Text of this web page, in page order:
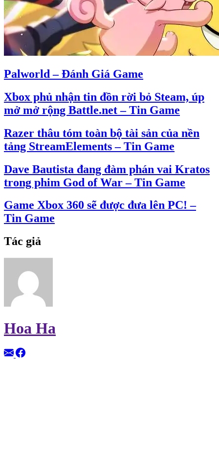
Palworld – Đánh Giá Game
Xbox phủ nhận tin đồn rời bỏ Steam, úp
mở mở rộng Battle.net – Tin Game
Razer thâu tóm toàn bộ tài sản của nền
tảng StreamElements – Tin Game
Dave Bautista đang đàm phán vai Kratos
trong phim God of War – Tin Game
Game Xbox 360 sẽ được đưa lên PC! –
Tin Game
Tác giả
Hoa Ha